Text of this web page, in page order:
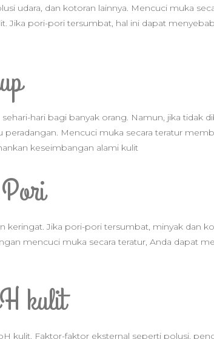
udara, dan kotoran lainnya. Mencuci muka
pori-pori tersumbat, hal ini dapat
hari bagi banyak orang. Namun, jika tidak
Mencuci muka secara teratur
keseimbangan alami kulit
keringat. Jika pori-pori tersumbat, minyak dan
mencuci muka secara teratur, Anda dapat
kulit
kulit. Faktor-faktor eksternal seperti polusi,